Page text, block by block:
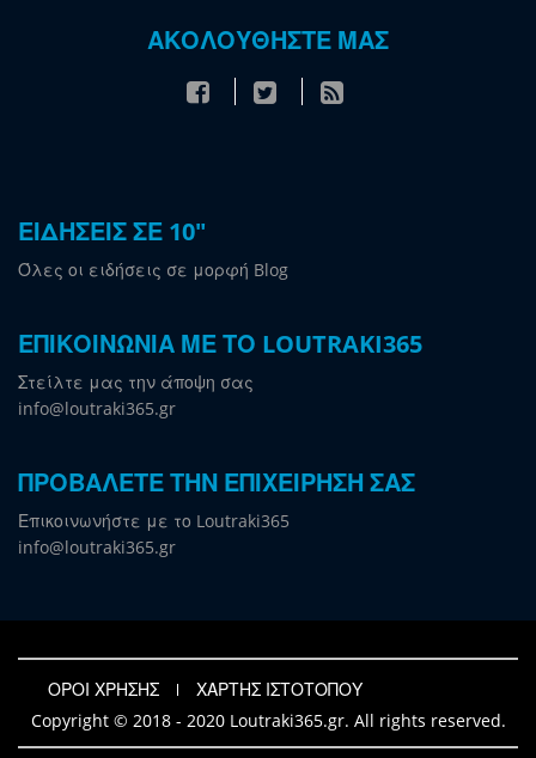
ΑΚΟΛΟΥΘΗΣΤΕ ΜΑΣ
ΕΙΔΗΣΕΙΣ ΣΕ 10"
Όλες οι ειδήσεις σε μορφή Blog
ΕΠΙΚΟΙΝΩΝΙΑ ΜΕ ΤΟ LOUTRAKI365
Στείλτε μας την άποψη σας
info@loutraki365.gr
ΠΡΟΒΑΛΕΤΕ ΤΗΝ ΕΠΙΧΕΙΡΗΣΗ ΣΑΣ
Επικοινωνήστε με το Loutraki365
info@loutraki365.gr
ΟΡΟΙ ΧΡΗΣΗΣ
ΧΑΡΤΗΣ ΙΣΤΟΤΟΠΟΥ
Copyright © 2018 - 2020 Loutraki365.gr. All rights reserved.